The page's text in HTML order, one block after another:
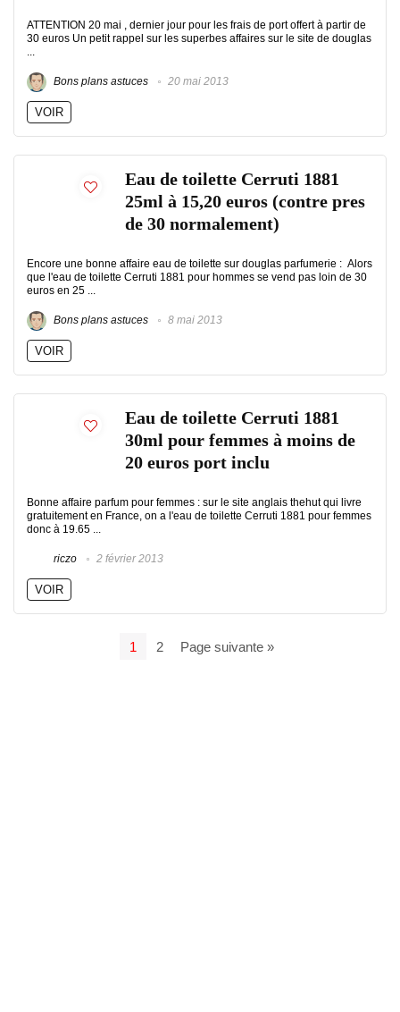
ATTENTION 20 mai , dernier jour pour les frais de port offert à partir de
30 euros Un petit rappel sur les superbes affaires sur le site de douglas
...
Bons plans astuces 20 mai 2013
VOIR
Eau de toilette Cerruti 1881
25ml à 15,20 euros (contre pres
de 30 normalement)
Encore une bonne affaire eau de toilette sur douglas parfumerie : Alors
que l'eau de toilette Cerruti 1881 pour hommes se vend pas loin de 30
euros en 25 ...
Bons plans astuces 8 mai 2013
VOIR
Eau de toilette Cerruti 1881
30ml pour femmes à moins de
20 euros port inclu
Bonne affaire parfum pour femmes : sur le site anglais thehut qui livre
gratuitement en France, on a l'eau de toilette Cerruti 1881 pour femmes
donc à 19.65 ...
riczo 2 février 2013
VOIR
1 2 Page suivante »